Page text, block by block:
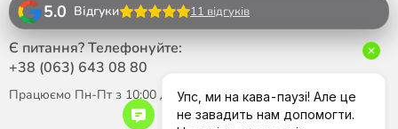
5.0 Відгуки 11 відгуків
Є питання? Телефонуйте:
+38 (063) 643 08 80
Працюємо Пн-Пт з 10:00 до 18:00